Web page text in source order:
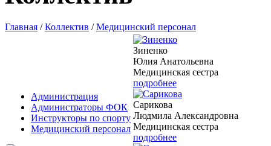
Главная /Коллектив /Медицинский персонал
Администрация
Администраторы ФОК
Инструкторы по спорту
Медицинский персонал
Зиненко
Юлия Анатольевна
Медицинская сестра
подробнее
Сарикова
Людмила Александровна
Медицинская сестра
подробнее